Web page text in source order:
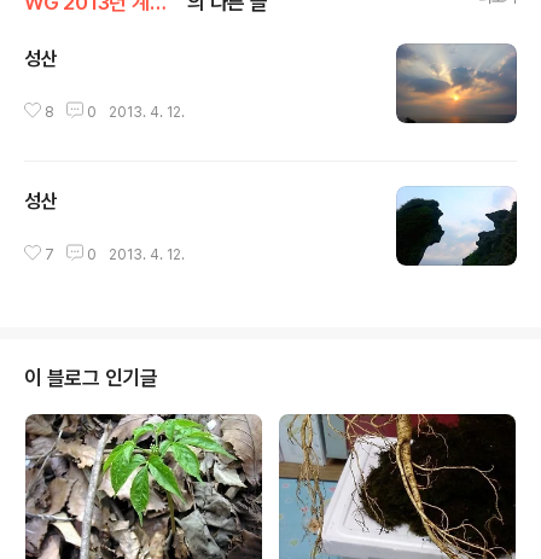
성산
8 0 2013. 4. 12.
성산
7 0 2013. 4. 12.
이 블로그 인기글